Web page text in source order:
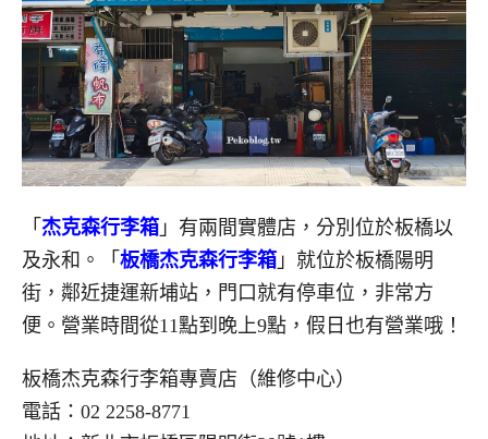
「 杰克森行李箱 」有兩間實體店，分別位於板橋以
及永和。「 板橋杰克森行李箱 」就位於板橋陽明
街，鄰近捷運新埔站，門口就有停車位，非常方
便。營業時間從11點到晚上9點，假日也有營業哦！
板橋杰克森行李箱專賣店（維修中心）
電話：02 2258-8771